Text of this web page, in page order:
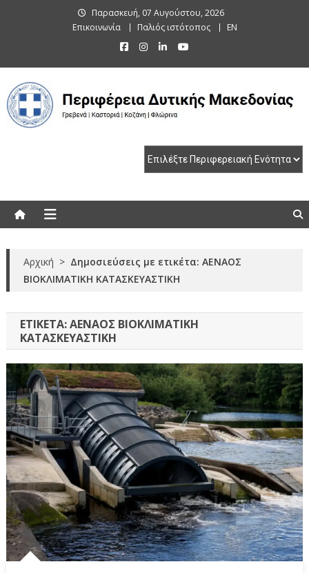
Παρασκευή, 07 Αυγούστου, 2026
Επικοινωνία
Παλιός ιστότοπος EN
Αρχική > Δημοσιεύσεις με ετικέτα: ΑΕΝΑΟΣ
ΒΙΟΚΛΙΜΑΤΙΚΗ ΚΑΤΑΣΚΕΥΑΣΤΙΚΗ
ΕΤΙΚΈΤΑ:ΑΕΝΑΟΣ ΒΙΟΚΛΙΜΑΤΙΚΗ
ΚΑΤΑΣΚΕΥΑΣΤΙΚΗ